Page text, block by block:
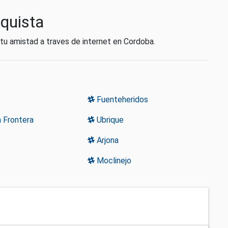
amistad a traves de internet en Cordoba.
Fuenteheridos
Ubrique
Arjona
Moclinejo